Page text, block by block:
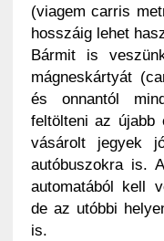
(viagem carris
hosszáig lehet
Bármit is
mágneskártyát
és onnantól
feltölteni az újabb
vásárolt jegyek
autóbuszokra is.
automatából kell
de az utóbbi
is.